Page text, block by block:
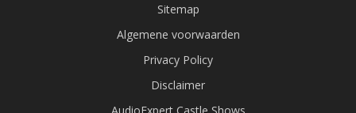
Sitemap
Algemene voorwaarden
Privacy Policy
Disclaimer
AudioExpert Castle Shows